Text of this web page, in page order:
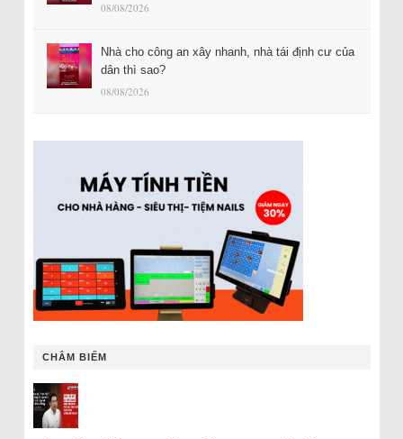
08/08/2026
Nhà cho công an xây nhanh, nhà tái định cư của
dân thì sao?
08/08/2026
CHÂM BIẾM